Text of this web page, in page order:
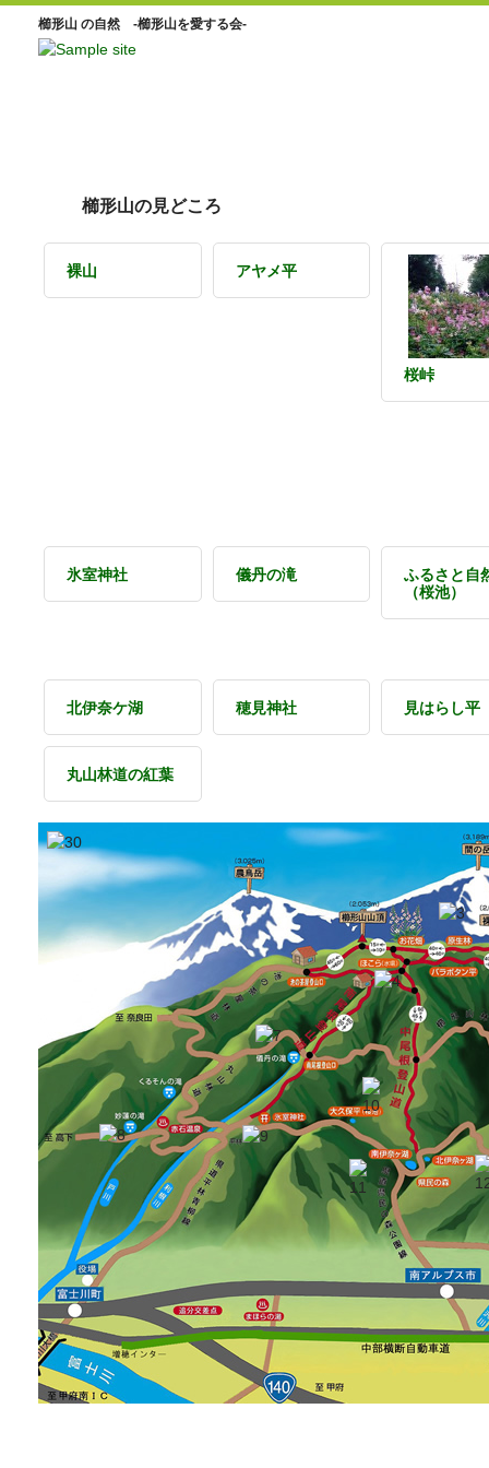
櫛形山 の自然 -櫛形山を愛する会-
櫛形山の見どころ
裸山 アヤメ平
桜峠
氷室神社 儀丹の滝
ふるさと自
（桜池）
北伊奈ケ湖 穂見神社 見はらし平
丸山林道の紅葉